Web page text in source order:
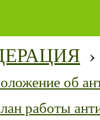
›
об
работы